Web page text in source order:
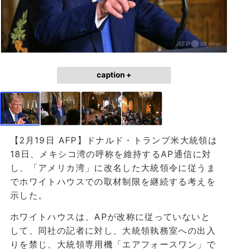
caption +
【2月19日 AFP】ドナルド・トランプ米大統領は
18日、メキシコ湾の呼称を維持するAP通信に対
し、「アメリカ湾」に改名した大統領令に従うま
でホワイトハウスでの取材制限を継続する考えを
示した。
ホワイトハウスは、APが改称に従っていないと
して、同社の記者に対し、大統領執務室への出入
りを禁じ、大統領専用機「エアフォースワン」で